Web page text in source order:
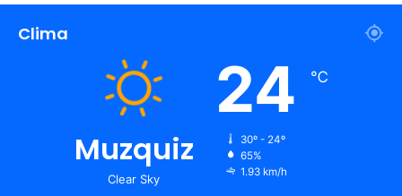
Clima
Muzquiz
Clear Sky
24 ℃
30º - 24º
65%
1.93 km/h